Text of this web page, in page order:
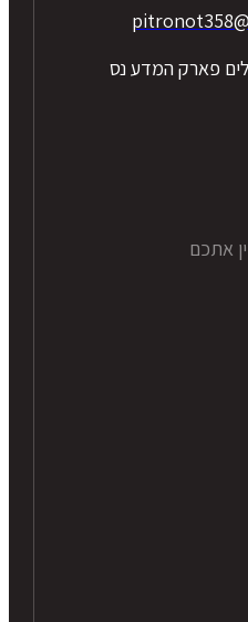
פארק המדע נס
אתכם